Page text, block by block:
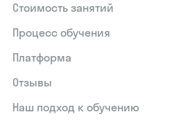
Стоимость занятий
Процесс обучения
Платформа
Отзывы
Наш подход к обучению